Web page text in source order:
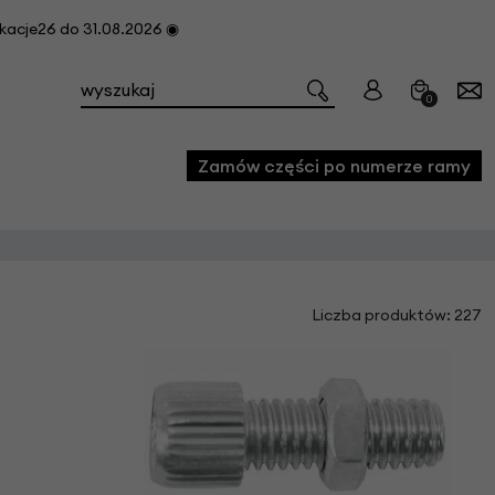
do 31.08.2026 ◉
0
i konserwacji roweru
Zamów części po numerze ramy
Liczba produktów: 227